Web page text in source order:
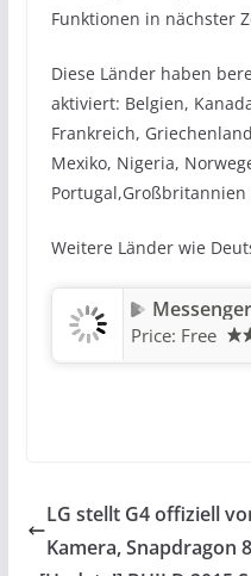
Funktionen in nächster
Diese Länder haben
aktiviert: Belgien,
Frankreich,
Mexiko, Nigeria,
Weitere Länder wie
Messenger
Price: Free
LG stellt G4 offiziell
Kamera, Snapdragon